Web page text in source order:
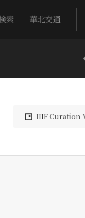
索 華北交通
IIIF Curation